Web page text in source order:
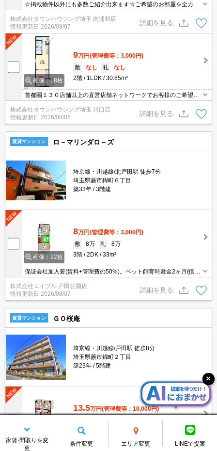
☆掲載物件以外にも多数ご紹介出来ます☆ご希望のお部屋を全力で
お探しさせて頂きます♪
株式会社タウンハウジング埼玉 南浦和店
情報更新日 2026/08/07
詳細を見る
画像：18枚
9万円(管理費等：3,000円)
敷
なし 礼
なし
2階
1LDK 30.85m²
首都圏１３０店舗以上の直営店舗ネットワークでお客様のご希望に
合ったお部屋をお探しさせて頂きます☆賃貸市場に出ている情報を
まとめてご紹介☆何でもご相談下さい♪
株式会社タウンハウジング埼玉 川口店
情報更新日 2026/08/05
詳細を見る
賃貸マンション ロ－マリンダロ－ズ
埼京線・川越線/北戸田駅 徒歩7分
埼玉県蕨市錦町６丁目
築33年
3階建
画像：22枚
8万円(管理費等：3,000円)
敷
8万 礼
8万
3階
2DK 33m²
保証会社加入要(賃料+管理費の50%)。ペット飼育時敷金2ヶ月(償却
2ヶ月)。ガスコンロ設置可。バス・トイレ別。
株式会社エイブル 戸田公園店
情報更新日 2026/08/07
詳細を見る
賃貸マンション ＧＯ桜庵
埼京線・川越線/戸田駅 徒歩8分
埼玉県蕨市錦町２丁目
築23年
5階建
13.5万円(管理費等：10,000円)
5階
久しぶりに空きました。システムキッチン。角部屋。エアコン付
家賃·間取りを変
更
条件変更 エリア変更 LINEで提案